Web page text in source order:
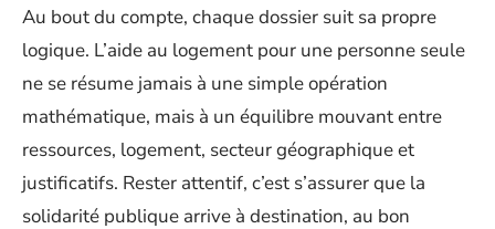
Au bout du compte, chaque dossier suit sa propre
logique. L’aide au logement pour une personne seule
ne se résume jamais à une simple opération
mathématique, mais à un équilibre mouvant entre
ressources, logement, secteur géographique et
justificatifs. Rester attentif, c’est s’assurer que la
solidarité publique arrive à destination, au bon